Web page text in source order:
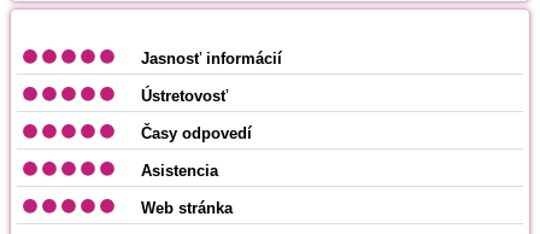
Jasnosť informácií
Ústretovosť
Časy odpovedí
Asistencia
Web stránka